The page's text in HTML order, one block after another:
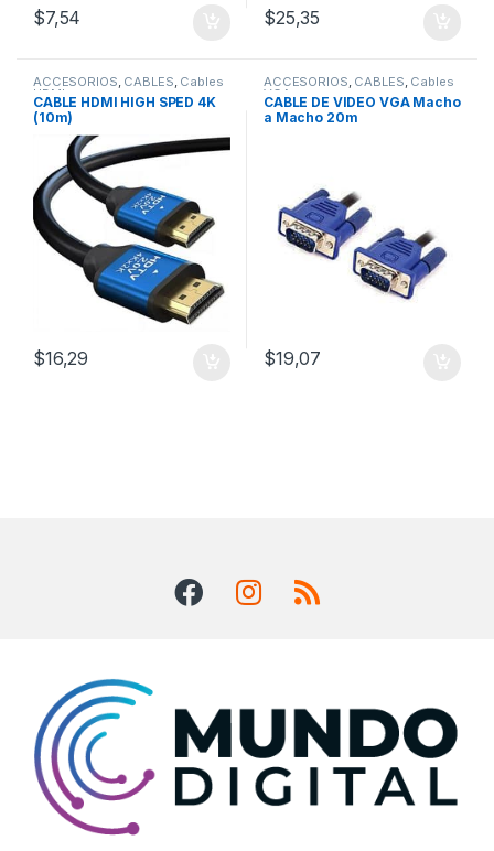
$7,54 $25,35
ACCESORIOS, CABLES, Cables
HDMI
CABLE HDMI HIGH SPED 4K
(10m)
$16,29
ACCESORIOS, CABLES, Cables
VGA
CABLE DE VIDEO VGA Macho
a Macho 20m
$19,07